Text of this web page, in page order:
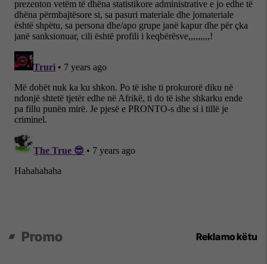
Promo Reklamo këtu